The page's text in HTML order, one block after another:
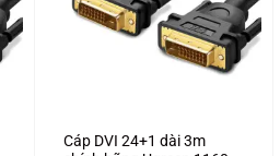
Cáp DVI 24+1 dài 3m